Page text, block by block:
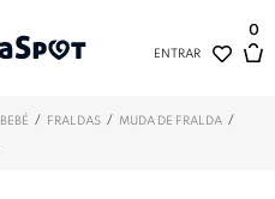
ENTRAR
0
BEBÉ / FRALDAS / MUDA DE FRALDA /